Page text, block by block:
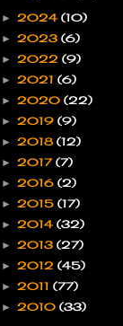
► 2024 (10)
► 2023 (6)
► 2022 (9)
► 2021 (6)
► 2020 (22)
► 2019 (9)
► 2018 (12)
► 2017 (7)
► 2016 (2)
► 2015 (17)
► 2014 (32)
► 2013 (27)
► 2012 (45)
► 2011 (77)
► 2010 (33)